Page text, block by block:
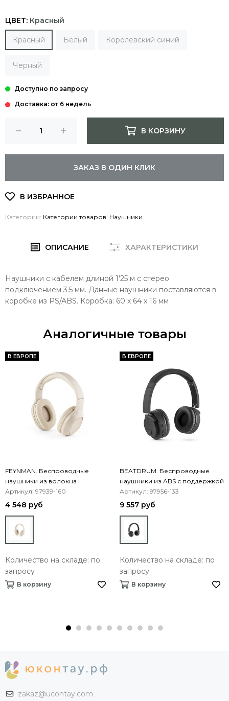
ЦВЕТ: Красный
Красный Белый Королевский синий
Черный
Доставка: от 6 недель
В КОРЗИНУ
ЗАКАЗ В ОДИН КЛИК
Категории: Категории товаров Наушники
ОПИСАНИЕ ХАРАКТЕРИСТИКИ
Наушники с кабелем длиной 1'25 м с стерео
подключением 3.5 мм. Данные наушники поставляются в
коробке из PS/ABS. Коробка: 60 x 64 x 16 мм
Аналогичные товары
В ЕВРОПЕ
FEYNMAN. Беспроводные
наушники из волокна
пшеничной соломы и ABS
Артикул: 97939-160
4 548 руб
Количество на складе: по
запросу
В корзину
В ЕВРОПЕ
BEATDRUM. Беспроводные
наушники из ABS с поддержкой
BT 5'0
Артикул: 97956-133
9 557 руб
Количество на складе: по
запросу
В корзину
zakaz@ucontay.com